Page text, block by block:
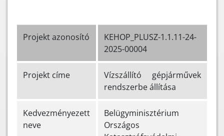
Projekt azonosító
KEHOP_PLUSZ-1.1.11-24-
2025-00004
Projekt címe
Vízszállító gépjárművek
rendszerbe állítása
Kedvezményezett
neve
Belügyminisztérium
Országos